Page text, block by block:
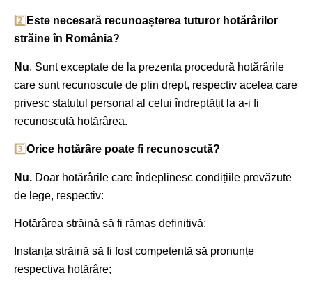
2️⃣ Este necesară recunoașterea tuturor hotărârilor
străine în România?
Nu. Sunt exceptate de la prezenta procedură hotărârile
care sunt recunoscute de plin drept, respectiv acelea care
privesc statutul personal al celui îndreptățit la a-i fi
recunoscută hotărârea.
3️⃣Orice hotărâre poate fi recunoscută?
Nu. Doar hotărârile care îndeplinesc condițiile prevăzute
de lege, respectiv:
Hotărârea străină să fi rămas definitivă;
Instanța străină să fi fost competentă să pronunțe
respectiva hotărâre;